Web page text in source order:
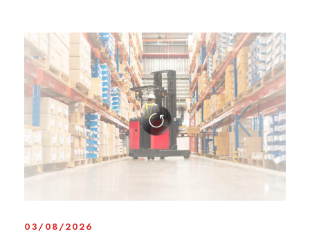
03/08/2026